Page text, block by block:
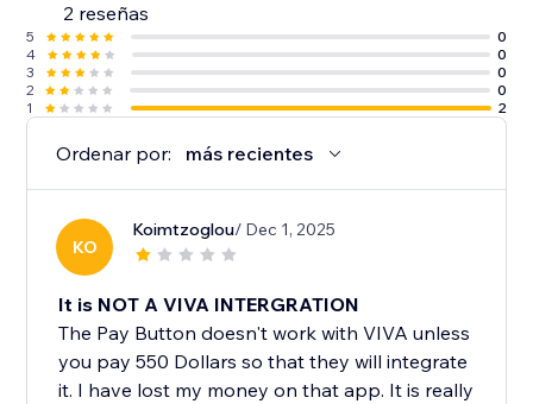
2 reseñas
5
0
4
0
3
0
2
0
1
2
Ordenar por: más recientes
KO
Koimtzoglou/ Dec 1, 2025
It is NOT A VIVA INTERGRATION
The Pay Button doesn't work with VIVA unless
you pay 550 Dollars so that they will integrate
it. I have lost my money on that app. It is really